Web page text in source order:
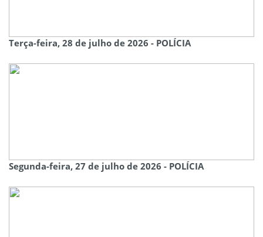
Terça-feira, 28 de julho de 2026 - POLÍCIA
Segunda-feira, 27 de julho de 2026 - POLÍCIA